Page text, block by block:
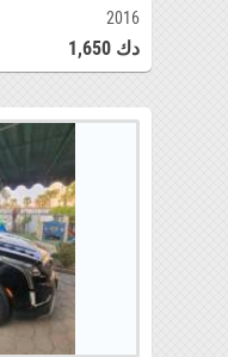
2016
دك 1,650